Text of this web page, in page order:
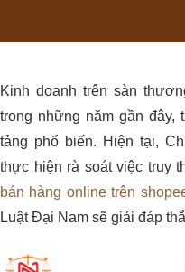
Kinh doanh trên sàn
trong những năm gần đây,
tảng phổ biến. Hiện tại,
thực hiện rà soát việc truy
bán hàng online trên
Luật Đại Nam sẽ giải đáp